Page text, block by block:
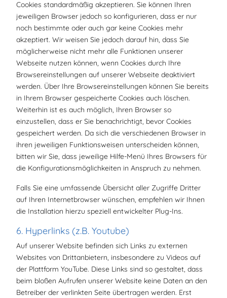
Cookies standardmäßig akzeptieren. Sie können Ihren
jeweiligen Browser jedoch so konfigurieren, dass er nur
noch bestimmte oder auch gar keine Cookies mehr
akzeptiert. Wir weisen Sie jedoch darauf hin, dass Sie
möglicherweise nicht mehr alle Funktionen unserer
Webseite nutzen können, wenn Cookies durch Ihre
Browsereinstellungen auf unserer Webseite deaktiviert
werden. Über Ihre Browsereinstellungen können Sie bereits
in Ihrem Browser gespeicherte Cookies auch löschen.
Weiterhin ist es auch möglich, Ihren Browser so
einzustellen, dass er Sie benachrichtigt, bevor Cookies
gespeichert werden. Da sich die verschiedenen Browser in
ihren jeweiligen Funktionsweisen unterscheiden können,
bitten wir Sie, dass jeweilige Hilfe-Menü Ihres Browsers für
die Konfigurationsmöglichkeiten in Anspruch zu nehmen.
Falls Sie eine umfassende Übersicht aller Zugriffe Dritter
auf Ihren Internetbrowser wünschen, empfehlen wir Ihnen
die Installation hierzu speziell entwickelter Plug-Ins.
6. Hyperlinks (z.B. Youtube)
Auf unserer Website befinden sich Links zu externen
Websites von Drittanbietern, insbesondere zu Videos auf
der Plattform YouTube. Diese Links sind so gestaltet, dass
beim bloßen Aufrufen unserer Website keine Daten an den
Betreiber der verlinkten Seite übertragen werden. Erst